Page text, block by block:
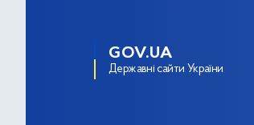
GOV.UA
Державні сайти України